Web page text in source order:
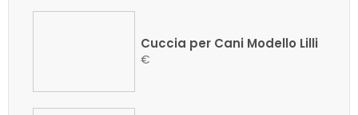
Cuccia per Cani Modello Lilli
€